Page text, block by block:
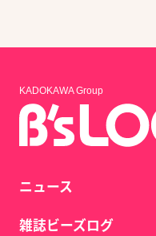
KADOKAWA Group
ニュース
雑誌ビーズログ